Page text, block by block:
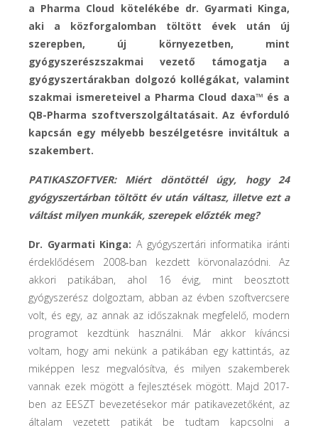
a Pharma Cloud kötelékébe dr. Gyarmati Kinga,
aki a közforgalomban töltött évek után új
szerepben, új környezetben, mint
gyógyszerészszakmai vezető támogatja a
gyógyszertárakban dolgozó kollégákat, valamint
szakmai ismereteivel a Pharma Cloud daxa™ és a
QB-Pharma szoftverszolgáltatásait. Az évforduló
kapcsán egy mélyebb beszélgetésre invitáltuk a
szakembert.
PATIKASZOFTVER: Miért döntöttél úgy, hogy 24
gyógyszertárban töltött év után váltasz, illetve ezt a
váltást milyen munkák, szerepek előzték meg?
Dr. Gyarmati Kinga: A gyógyszertári informatika iránti
érdeklődésem 2008-ban kezdett körvonalazódni. Az
akkori patikában, ahol 16 évig, mint beosztott
gyógyszerész dolgoztam, abban az évben szoftvercsere
volt, és egy, az annak az időszaknak megfelelő, modern
programot kezdtünk használni. Már akkor kíváncsi
voltam, hogy ami nekünk a patikában egy kattintás, az
miképpen lesz megvalósítva, és milyen szakemberek
vannak ezek mögött a fejlesztések mögött. Majd 2017-
ben az EESZT bevezetésekor már patikavezetőként, az
általam vezetett patikát be tudtam kapcsolni a